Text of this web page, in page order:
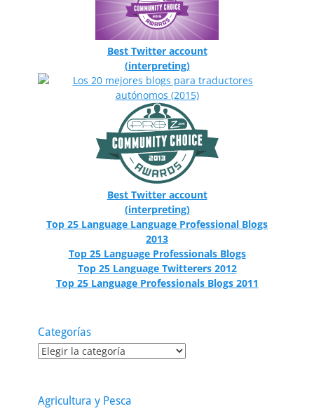
Best Twitter account
(interpreting)
Best Twitter account
(interpreting)
Top 25 Language Language Professional Blogs
2013
Top 25 Language Professionals Blogs
Top 25 Language Twitterers 2012
Top 25 Language Professionals Blogs 2011
Categorías
Categorías
Agricultura y Pesca